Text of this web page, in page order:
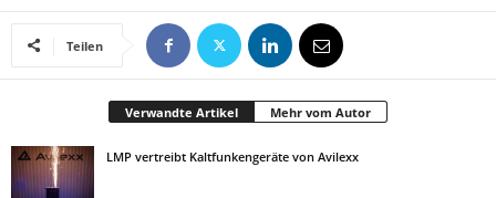
Teilen
Verwandte Artikel Mehr vom Autor
LMP vertreibt Kaltfunkengeräte von Avilexx